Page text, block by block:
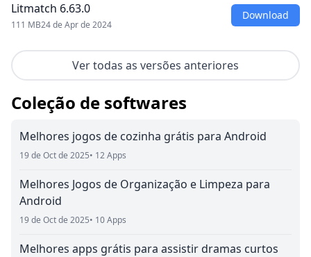
Litmatch 6.63.0
111 MB24 de Apr de 2024
Download
Ver todas as versões anteriores
Coleção de softwares
Melhores jogos de cozinha grátis para Android
19 de Oct de 2025• 12 Apps
Melhores Jogos de Organização e Limpeza para
Android
19 de Oct de 2025• 10 Apps
Melhores apps grátis para assistir dramas curtos